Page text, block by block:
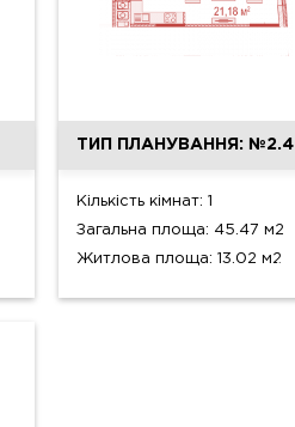
ТИП ПЛАНУВАННЯ: №2.4
Кількість кімнат: 1
Загальна площа: 45.47 м2
Житлова площа: 13.02 м2